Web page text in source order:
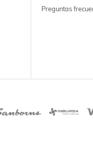
Preguntas